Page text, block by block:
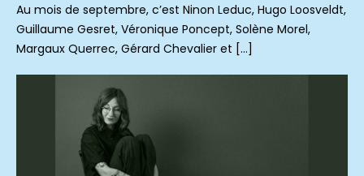
Au mois de septembre, c’est Ninon Leduc, Hugo Loosveldt,
Guillaume Gesret, Véronique Poncept, Solène Morel,
Margaux Querrec, Gérard Chevalier et […]